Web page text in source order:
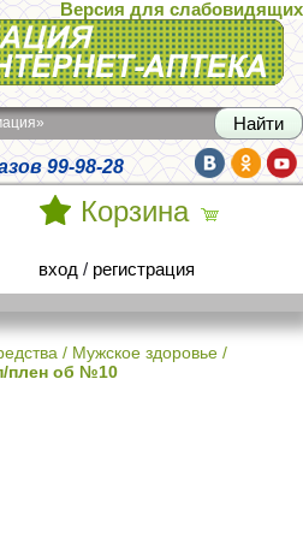
Версия для слабовидящих
99-98-28
Корзина
вход / регистрация
/ Мужское здоровье /
плен об №10